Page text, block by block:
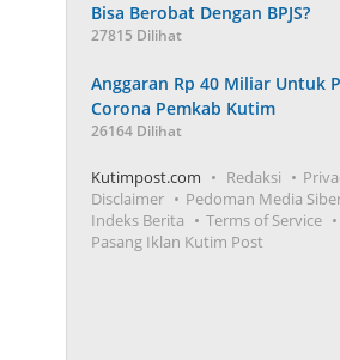
Bisa Berobat Dengan BPJS?
27815 Dilihat
Anggaran Rp 40 Miliar Untuk
Corona Pemkab Kutim
26164 Dilihat
Kutimpost.com Redaksi
Disclaimer
Pedoman Media
Indeks Berita
Terms of Service
Pasang Iklan Kutim Post